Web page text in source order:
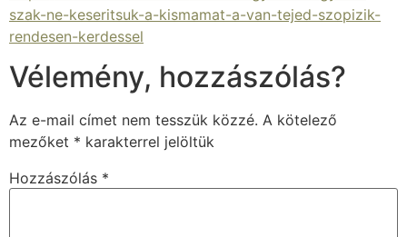
szak-ne-keseritsuk-a-kismamat-a-van-tejed-szopizik-
rendesen-kerdessel
Vélemény, hozzászólás?
Az e-mail címet nem tesszük közzé. A kötelező
mezőket * karakterrel jelöltük
Hozzászólás *